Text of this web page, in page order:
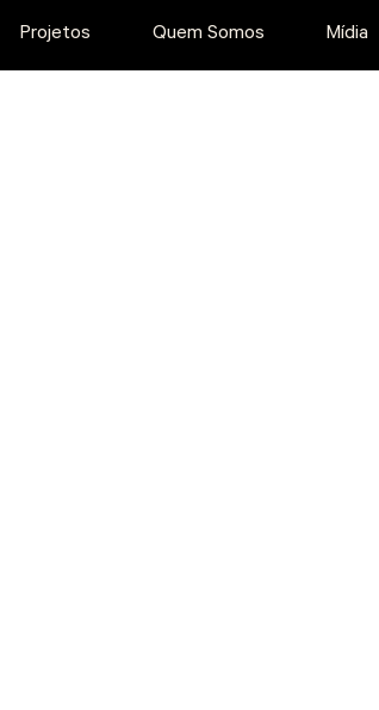
Projetos Quem Somos Mídia